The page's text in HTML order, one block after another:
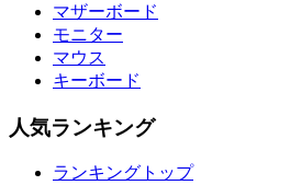
マザーボード
モニター
マウス
キーボード
人気ランキング
ランキングトップ